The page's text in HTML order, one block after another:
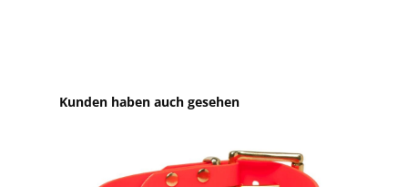
Produktgalerie überspringen
Kunden haben auch gesehen